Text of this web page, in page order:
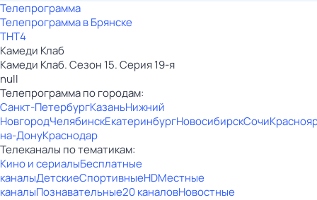
Телепрограмма
Телепрограмма в Брянске
ТНТ4
Камеди Клаб
Камеди Клаб. Сезон 15. Серия 19-я
null
Телепрограмма по городам:
Санкт-ПетербургКазаньНижний
НовгородЧелябинскЕкатеринбургНовосибирскСочи
на-ДонуКраснодар
Телеканалы по тематикам:
Кино и сериалыБесплатные
каналыДетскиеСпортивныеHDМестные
каналыПознавательные20 каналовНовостные